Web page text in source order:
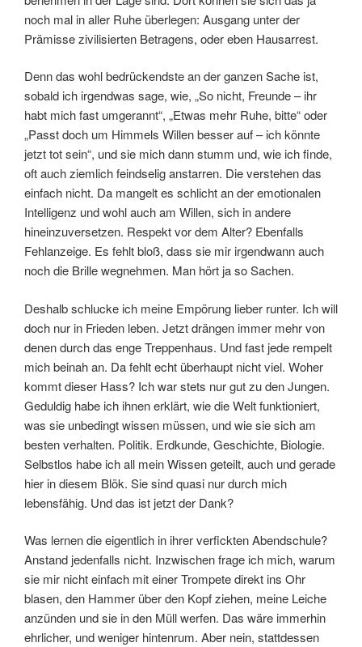
noch mal in aller Ruhe überlegen: Ausgang unter der
Prämisse zivilisierten Betragens, oder eben Hausarrest.
Denn das wohl bedrückendste an der ganzen Sache ist,
sobald ich irgendwas sage, wie, „So nicht, Freunde – ihr
habt mich fast umgerannt“, „Etwas mehr Ruhe, bitte“ oder
„Passt doch um Himmels Willen besser auf – ich könnte
jetzt tot sein“, und sie mich dann stumm und, wie ich finde,
oft auch ziemlich feindselig anstarren. Die verstehen das
einfach nicht. Da mangelt es schlicht an der emotionalen
Intelligenz und wohl auch am Willen, sich in andere
hineinzuversetzen. Respekt vor dem Alter? Ebenfalls
Fehlanzeige. Es fehlt bloß, dass sie mir irgendwann auch
noch die Brille wegnehmen. Man hört ja so Sachen.
Deshalb schlucke ich meine Empörung lieber runter. Ich will
doch nur in Frieden leben. Jetzt drängen immer mehr von
denen durch das enge Treppenhaus. Und fast jede rempelt
mich beinah an. Da fehlt echt überhaupt nicht viel. Woher
kommt dieser Hass? Ich war stets nur gut zu den Jungen.
Geduldig habe ich ihnen erklärt, wie die Welt funktioniert,
was sie unbedingt wissen müssen, und wie sie sich am
besten verhalten. Politik. Erdkunde, Geschichte, Biologie.
Selbstlos habe ich all mein Wissen geteilt, auch und gerade
hier in diesem Blök. Sie sind quasi nur durch mich
lebensfähig. Und das ist jetzt der Dank?
Was lernen die eigentlich in ihrer verfickten Abendschule?
Anstand jedenfalls nicht. Inzwischen frage ich mich, warum
sie mir nicht einfach mit einer Trompete direkt ins Ohr
blasen, den Hammer über den Kopf ziehen, meine Leiche
anzünden und sie in den Müll werfen. Das wäre immerhin
ehrlicher, und weniger hintenrum. Aber nein, stattdessen